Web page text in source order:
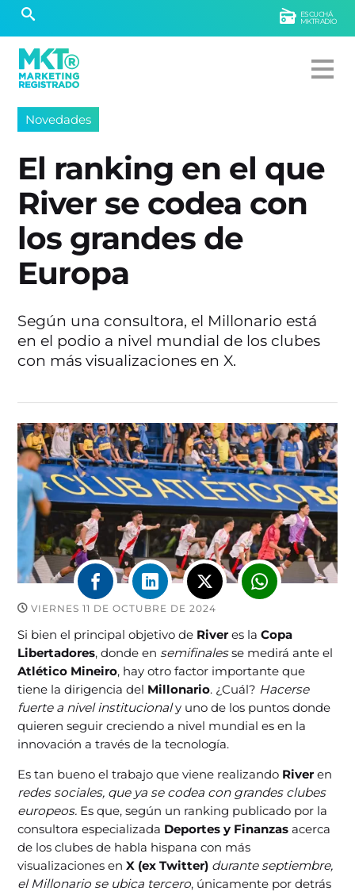
ESCUCHÁ
MKTRADIO
Novedades
El ranking en el que
River se codea con
los grandes de
Europa
Según una consultora, el Millonario está
en el podio a nivel mundial de los clubes
con más visualizaciones en X.
VIERNES 11 DE OCTUBRE DE 2024
Si bien el principal objetivo de River es la Copa
Libertadores, donde en semifinalesse medirá ante el
Atlético Mineiro, hay otro factor importante que
tiene la dirigencia del Millonario. ¿Cuál? Hacerse
fuerte a nivel institucionaly uno de los puntos donde
quieren seguir creciendo a nivel mundial es en la
innovación a través de la tecnología.
Es tan bueno el trabajo que viene realizando River en
redes sociales, que ya se codea con grandes clubes
europeos. Es que, según un ranking publicado por la
consultora especializada Deportes y Finanzasacerca
de los clubes de habla hispana con más
visualizaciones enX (ex Twitter) durante septiembre,
el Millonario se ubica tercero, únicamente por detrás